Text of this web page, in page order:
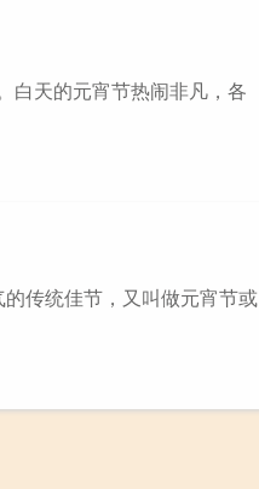
白天的元宵节热闹非凡，各
传统佳节，又叫做元宵节或